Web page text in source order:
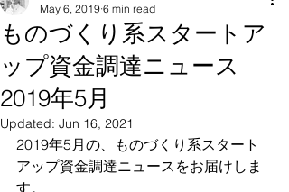
ものづくり系スタートア
ップ資金調達ニュース
2019年5月
May 6, 2019 6 min read
Updated: Jun 16, 2021
2019年5月の、ものづくり系スタート
アップ資金調達ニュースをお届けしま
す。